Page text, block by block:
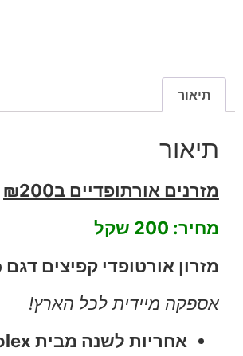
תיאור
תיאור
מזרנים אורתופדיים ב₪200
מחיר: 200 שקל
מזרון אורטופדי קפיצים דגם High Sleep מבית אמריקן אורתולקס
אספקה מיידית לכל הארץ!
אחריות לשנה מבית American Aortholex